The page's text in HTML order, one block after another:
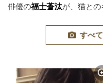
俳優の福士蒼汰が、猫との
すべ